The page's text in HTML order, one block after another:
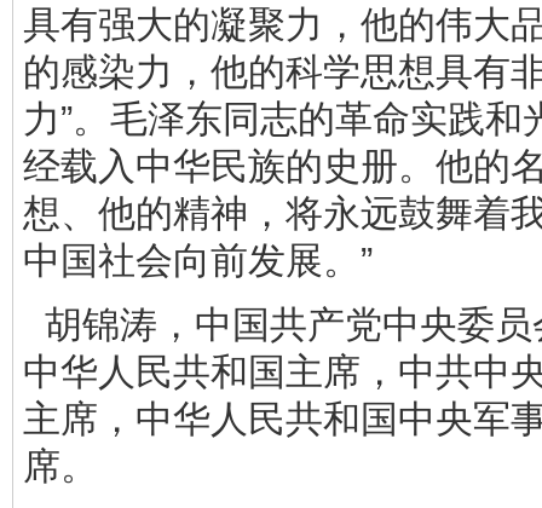
具有强大的凝聚力，他的伟大
的感染力，他的科学思想具有
力”。毛泽东同志的革命实践和
经载入中华民族的史册。他的
想、他的精神，将永远鼓舞着
中国社会向前发展。”
胡锦涛，中国共产党中央委
中华人民共和国主席，中共中
主席，中华人民共和国中央军
席。